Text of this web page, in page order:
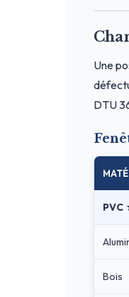
Une
DTU
PVC
Bois